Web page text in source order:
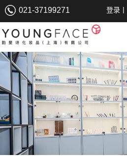
021-37199271 登录 |